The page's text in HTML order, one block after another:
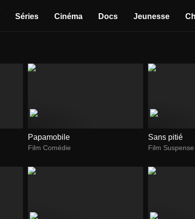
Séries Cinéma Docs Jeunesse
Papamobile
Film Comédie
Sans pitié
Film Suspense